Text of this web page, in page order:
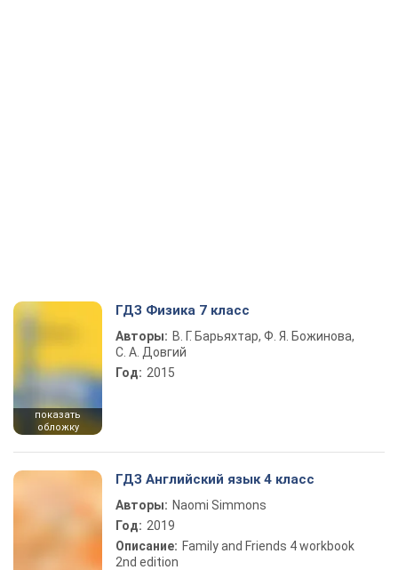
показать
обложку
ГДЗ Физика 7 класс
Авторы: В. Г. Барьяхтар, Ф. Я. Божинова,
С. А. Довгий
Год: 2015
ГДЗ Английский язык 4 класс
Авторы: Naomi Simmons
Год: 2019
Описание: Family and Friends 4 workbook
2nd edition